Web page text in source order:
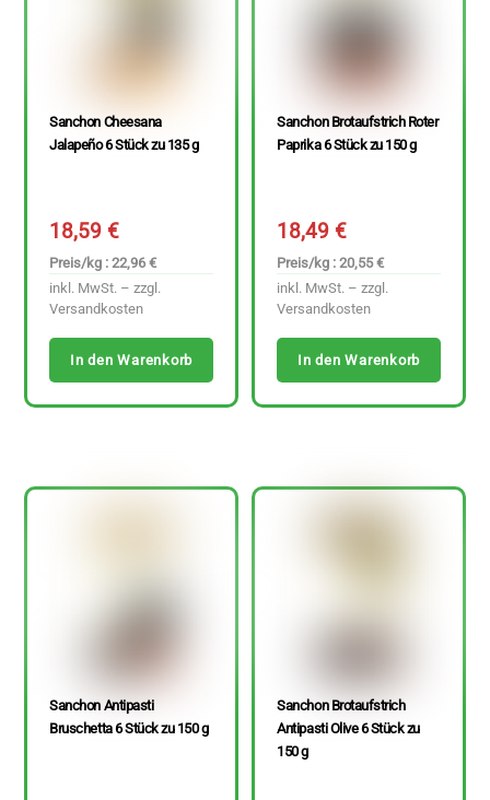
Sanchon Cheesana
Jalapeño 6 Stück zu 135 g
18,59€
Preis/kg : 22,96 €
inkl. MwSt. – zzgl.
Versandkosten
In den Warenkorb
Sanchon Brotaufstrich Roter
Paprika 6 Stück zu 150 g
18,49€
Preis/kg : 20,55 €
inkl. MwSt. – zzgl.
Versandkosten
In den Warenkorb
Sanchon Antipasti
Bruschetta 6 Stück zu 150 g
Sanchon Brotaufstrich
Antipasti Olive 6 Stück zu
150 g